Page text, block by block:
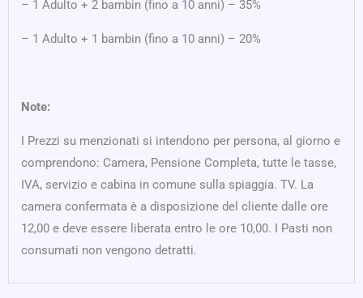
– 1 Adulto + 2 bambin (fino a 10 anni) – 35%
– 1 Adulto + 1 bambin (fino a 10 anni) – 20%
Note:
I Prezzi su menzionati si intendono per persona, al giorno e
comprendono: Camera, Pensione Completa, tutte le tasse,
IVA, servizio e cabina in comune sulla spiaggia. TV. La
camera confermata è a disposizione del cliente dalle ore
12,00 e deve essere liberata entro le ore 10,00. I Pasti non
consumati non vengono detratti.